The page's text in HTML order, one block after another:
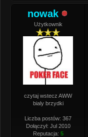
nowak
Użytkownik
czytaj wstecz AWW
bialy brzydki
Liczba postów: 367
Dołączył: Jul 2010
Reputacja: 5